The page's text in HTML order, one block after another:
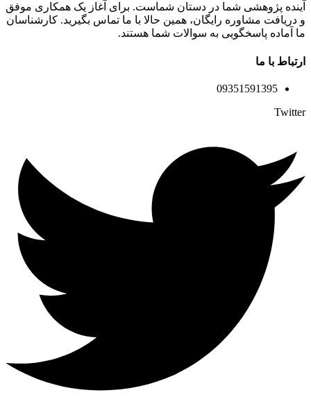
آینده پژوهشی شما در دستان شماست. برای آغاز یک همکاری موفق
و دریافت مشاوره رایگان، همین حالا با ما تماس بگیرید. کارشناسان
ما آماده پاسخگویی به سوالات شما هستند.
ارتباط با ما
09351591395
Twitter